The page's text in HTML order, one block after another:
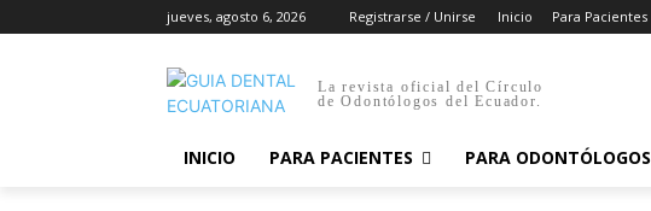
jueves, agosto 6, 2026 Registrarse / Unirse Inicio Para Pacientes
La revista oficial del Círculo
de Odontólogos del Ecuador.
INICIO PARA PACIENTES PARA ODONTÓLOGOS